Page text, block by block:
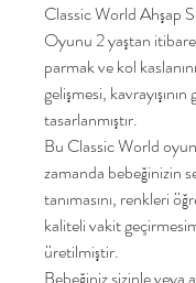
Classic World Ahşap
Oyunu 2 yaştan
parmak ve kol
gelişmesi,
tasarlanmıştır.
Bu Classic World
zamanda bebeğinizin
tanımasını, renkleri
kaliteli vakit
üretilmiştir.